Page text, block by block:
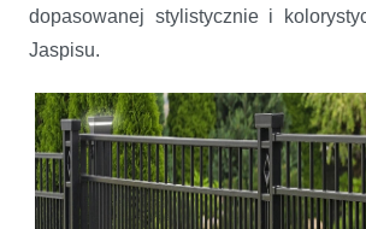
dopasowanej stylistycznie i
Jaspisu.